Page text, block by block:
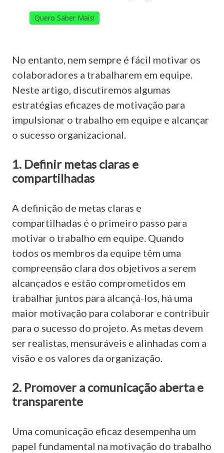
Quero Saber Mais!
No entanto, nem sempre é fácil motivar os
colaboradores a trabalharem em equipe.
Neste artigo, discutiremos algumas
estratégias eficazes de motivação para
impulsionar o trabalho em equipe e alcançar
o sucesso organizacional.
1. Definir metas claras e
compartilhadas
A definição de metas claras e
compartilhadas é o primeiro passo para
motivar o trabalho em equipe. Quando
todos os membros da equipe têm uma
compreensão clara dos objetivos a serem
alcançados e estão comprometidos em
trabalhar juntos para alcançá-los, há uma
maior motivação para colaborar e contribuir
para o sucesso do projeto. As metas devem
ser realistas, mensuráveis e alinhadas com a
visão e os valores da organização.
2. Promover a comunicação aberta e
transparente
Uma comunicação eficaz desempenha um
papel fundamental na motivação do trabalho